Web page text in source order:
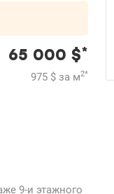
65 000 $*
975 $ за м2*
9-и этажного